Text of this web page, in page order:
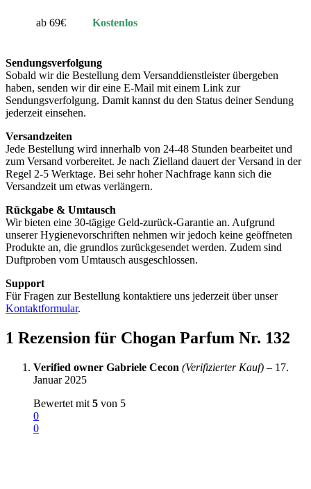
ab 69€ Kostenlos
Sendungsverfolgung
Sobald wir die Bestellung dem Versanddienstleister übergeben
haben, senden wir dir eine E-Mail mit einem Link zur
Sendungsverfolgung. Damit kannst du den Status deiner Sendung
jederzeit einsehen.
Versandzeiten
Jede Bestellung wird innerhalb von 24-48 Stunden bearbeitet und
zum Versand vorbereitet. Je nach Zielland dauert der Versand in der
Regel 2-5 Werktage. Bei sehr hoher Nachfrage kann sich die
Versandzeit um etwas verlängern.
Rückgabe & Umtausch
Wir bieten eine 30-tägige Geld-zurück-Garantie an. Aufgrund
unserer Hygienevorschriften nehmen wir jedoch keine geöffneten
Produkte an, die grundlos zurückgesendet werden. Zudem sind
Duftproben vom Umtausch ausgeschlossen.
Support
Für Fragen zur Bestellung kontaktiere uns jederzeit über unser
Kontaktformular.
1 Rezension für Chogan Parfum Nr. 132
Verified owner Gabriele Cecon (Verifizierter Kauf) – 17.
Januar 2025
Bewertet mit 5 von 5
0
0